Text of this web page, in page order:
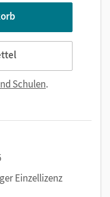
Schulen.
Einzellizenz